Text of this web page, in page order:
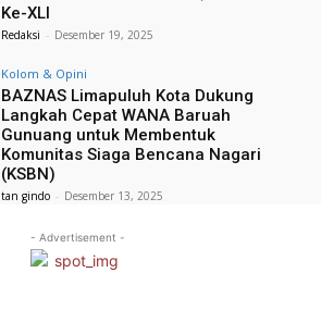
Ke-XLI
Redaksi - Desember 19, 2025
Kolom & Opini
BAZNAS Limapuluh Kota Dukung
Langkah Cepat WANA Baruah
Gunuang untuk Membentuk
Komunitas Siaga Bencana Nagari
(KSBN)
tan gindo - Desember 13, 2025
- Advertisement -